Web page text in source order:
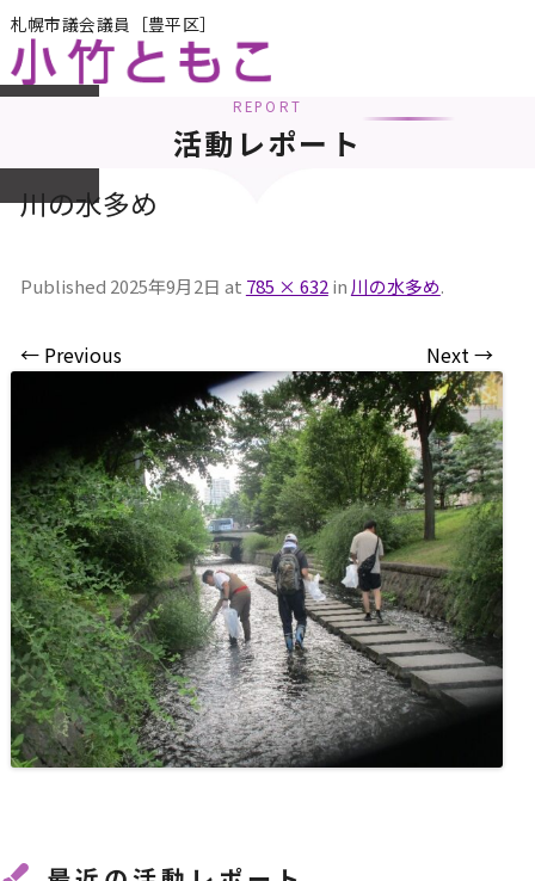
札幌市議会議員［豊平区］
REPORT
活動レポート
川の水多め
Published 2025年9月2日 at 785 × 632in 川の水多め.
← Previous Next →